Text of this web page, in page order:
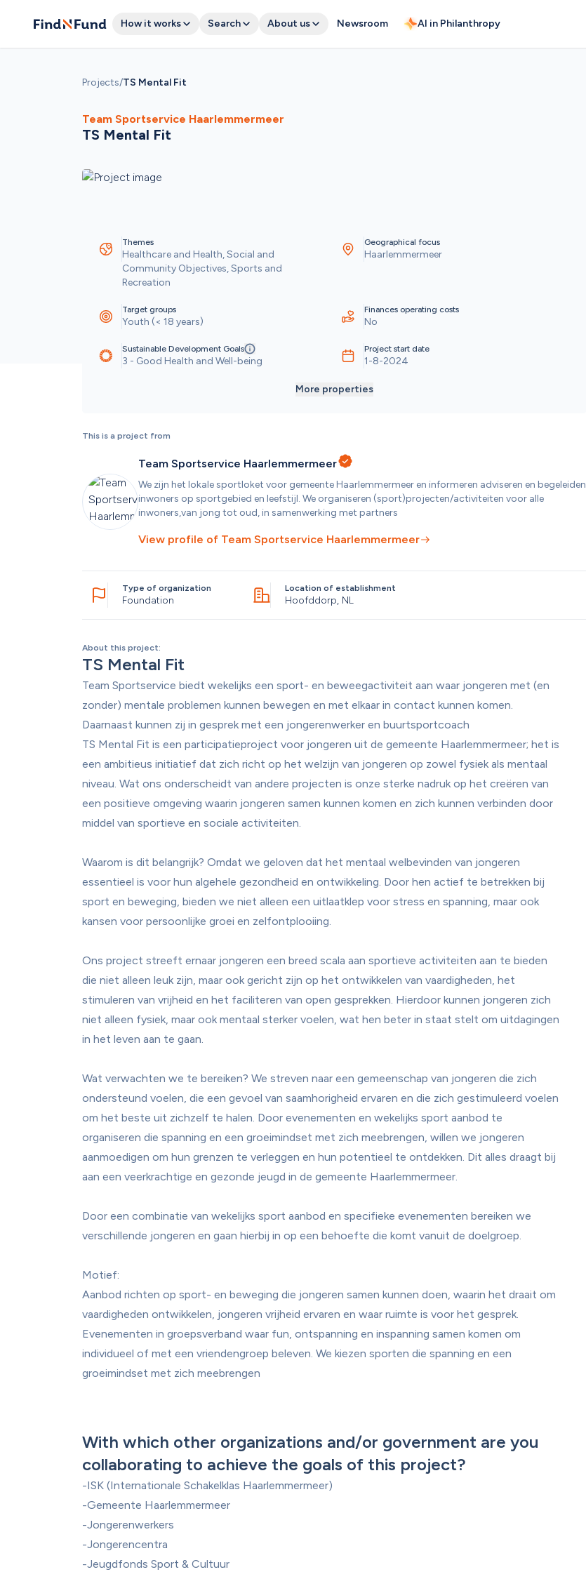
How it works Search About us Newsroom AI in Philanthropy
Projects/TS Mental Fit
Team Sportservice Haarlemmermeer
TS Mental Fit
Themes
Healthcare and Health, Social and
Community Objectives, Sports and
Recreation
Geographical focus
Haarlemmermeer
Target groups
Youth (< 18 years)
Finances operating costs
No
Sustainable Development Goals
3 - Good Health and Well-being
Project start date
1-8-2024
More properties
This is a project from
Team Sportservice Haarlemmermeer
We zijn het lokale sportloket voor gemeente Haarlemmermeer en informeren adviseren en begeleiden
inwoners op sportgebied en leefstijl. We organiseren (sport)projecten/activiteiten voor alle
inwoners,van jong tot oud, in samenwerking met partners
View profile of Team Sportservice Haarlemmermeer
Type of organization
Foundation
Location of establishment
Hoofddorp, NL
About this project:
TS Mental Fit
Team Sportservice biedt wekelijks een sport- en beweegactiviteit aan waar jongeren met (en
zonder) mentale problemen kunnen bewegen en met elkaar in contact kunnen komen.
Daarnaast kunnen zij in gesprek met een jongerenwerker en buurtsportcoach
TS Mental Fit is een participatieproject voor jongeren uit de gemeente Haarlemmermeer; het is
een ambitieus initiatief dat zich richt op het welzijn van jongeren op zowel fysiek als mentaal
niveau. Wat ons onderscheidt van andere projecten is onze sterke nadruk op het creëren van
een positieve omgeving waarin jongeren samen kunnen komen en zich kunnen verbinden door
middel van sportieve en sociale activiteiten.
Waarom is dit belangrijk? Omdat we geloven dat het mentaal welbevinden van jongeren
essentieel is voor hun algehele gezondheid en ontwikkeling. Door hen actief te betrekken bij
sport en beweging, bieden we niet alleen een uitlaatklep voor stress en spanning, maar ook
kansen voor persoonlijke groei en zelfontplooiing.
Ons project streeft ernaar jongeren een breed scala aan sportieve activiteiten aan te bieden
die niet alleen leuk zijn, maar ook gericht zijn op het ontwikkelen van vaardigheden, het
stimuleren van vrijheid en het faciliteren van open gesprekken. Hierdoor kunnen jongeren zich
niet alleen fysiek, maar ook mentaal sterker voelen, wat hen beter in staat stelt om uitdagingen
in het leven aan te gaan.
Wat verwachten we te bereiken? We streven naar een gemeenschap van jongeren die zich
ondersteund voelen, die een gevoel van saamhorigheid ervaren en die zich gestimuleerd voelen
om het beste uit zichzelf te halen. Door evenementen en wekelijks sport aanbod te
organiseren die spanning en een groeimindset met zich meebrengen, willen we jongeren
aanmoedigen om hun grenzen te verleggen en hun potentieel te ontdekken. Dit alles draagt bij
aan een veerkrachtige en gezonde jeugd in de gemeente Haarlemmermeer.
Door een combinatie van wekelijks sport aanbod en specifieke evenementen bereiken we
verschillende jongeren en gaan hierbij in op een behoefte die komt vanuit de doelgroep.
Motief:
Aanbod richten op sport- en beweging die jongeren samen kunnen doen, waarin het draait om
vaardigheden ontwikkelen, jongeren vrijheid ervaren en waar ruimte is voor het gesprek.
Evenementen in groepsverband waar fun, ontspanning en inspanning samen komen om
individueel of met een vriendengroep beleven. We kiezen sporten die spanning en een
groeimindset met zich meebrengen
With which other organizations and/or government are you
collaborating to achieve the goals of this project?
-ISK (Internationale Schakelklas Haarlemmermeer)
-Gemeente Haarlemmermeer
-Jongerenwerkers
-Jongerencentra